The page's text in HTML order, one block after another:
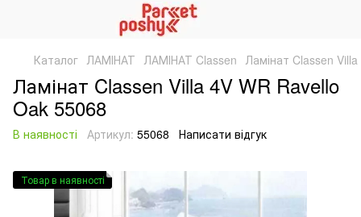
Каталог ЛАМІНАТ ЛАМІНАТ Classen Ламінат Classen
Ламінат Classen Villa 4V WR Ravello
Oak 55068
В наявності Артикул: 55068 Написати відгук
Товар в наявності